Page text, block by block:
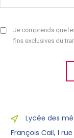
Je comprends que
fins exclusives du
Lycée des
François Cail, 1